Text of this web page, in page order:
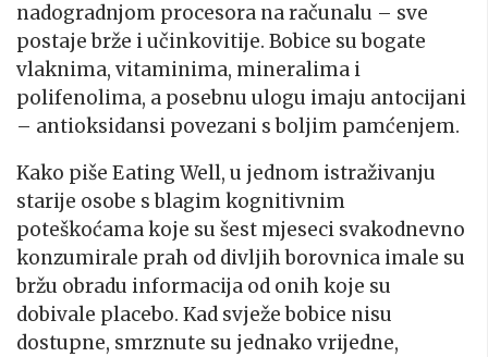
nadogradnjom procesora na računalu – sve
postaje brže i učinkovitije. Bobice su bogate
vlaknima, vitaminima, mineralima i
polifenolima, a posebnu ulogu imaju antocijani
– antioksidansi povezani s boljim pamćenjem.
Kako piše Eating Well, u jednom istraživanju
starije osobe s blagim kognitivnim
poteškoćama koje su šest mjeseci svakodnevno
konzumirale prah od divljih borovnica imale su
bržu obradu informacija od onih koje su
dobivale placebo. Kad svježe bobice nisu
dostupne, smrznute su jednako vrijedne,